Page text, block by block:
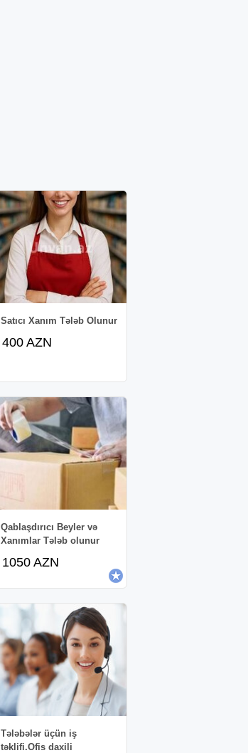
Satıcı Xanım Tələb Olunur
400 AZN
Qablaşdırıcı Beyler və
Xanımlar Tələb olunur
1050 AZN
Tələbələr üçün iş
təklifi.Ofis daxili